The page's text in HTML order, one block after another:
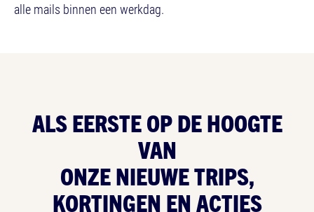
alle mails binnen een werkdag.
ALS EERSTE OPDE HOOGTE
VAN
ONZE NIEUWE TRIPS,
KORTINGEN EN ACTIES